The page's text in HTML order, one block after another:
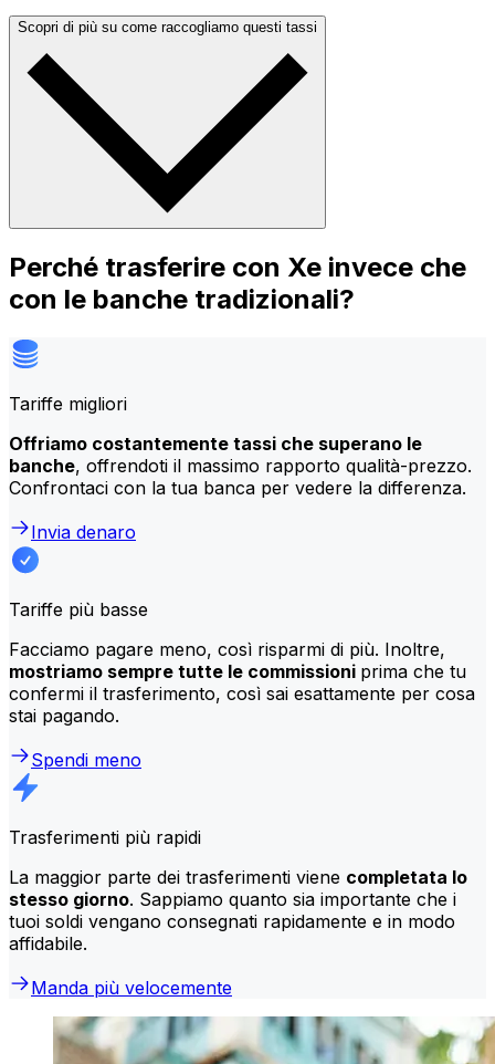
Scopri di più su come raccogliamo questi tassi
Perché trasferire con Xe invece che
con le banche tradizionali?
Tariffe migliori
Offriamo costantemente tassi che superano le
banche, offrendoti il massimo rapporto qualità-prezzo.
Confrontaci con la tua banca per vedere la differenza.
Invia denaro
Tariffe più basse
Facciamo pagare meno, così risparmi di più. Inoltre,
mostriamo sempre tutte le commissioni prima che tu
confermi il trasferimento, così sai esattamente per cosa
stai pagando.
Spendi meno
Trasferimenti più rapidi
La maggior parte dei trasferimenti viene completata lo
stesso giorno. Sappiamo quanto sia importante che i
tuoi soldi vengano consegnati rapidamente e in modo
affidabile.
Manda più velocemente